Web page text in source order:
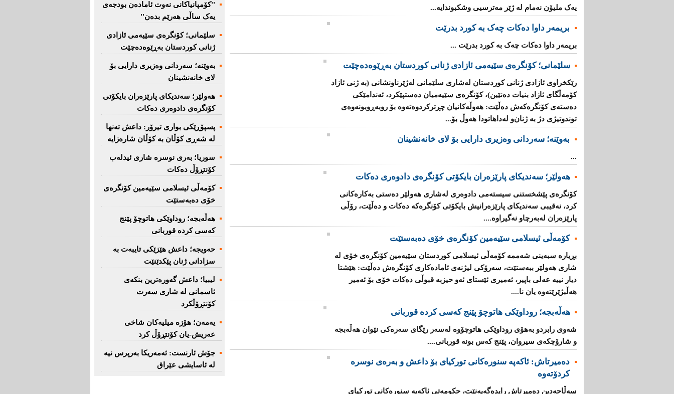
یەک ملیۆن نەمام لە ژێر مەترسیی وشکبوندایە...
بریمه‌ر داوا دەکات چەک بە کورد بدرێت
بریمه‌ر داوا دەکات چەک بە کورد بدرێت ...
سلێمانی؛ كۆنگرەی سێیەمی ئازادی ژنانی كوردستان بەڕێوەدەچێت
رێكخراوی ئازادی ژنانی كوردستان لەشاری سلێمانی لەژێرناونشانی (بە ژنی ئازاد
كۆمەڵگای ئازاد بنیات دەنێین)، كۆنگرەی سێیەمیان دەستپێكرد، ئەندامێكی
دەستەی كۆنگرەكەش دەڵێت: هەوڵەكانیان چڕتركردوەتەوە بۆ روبەڕوبونەوەی
توندوتیژی دژ بە ژنان‌و لەداهاتودا هەوڵ بۆ...
بەوێنە؛ سەردانی وەزیری دارایی بۆ لای خانەنشینان
...
هەولێر؛ سەندیكای پارێزەران بایكۆتی كۆنگرەی دادوەری دەكات
كۆنگرەی پێشخستنی سیستەمی دادوەری لەشاری هەولێر دەستی بەكارەكانی
كرد، نەقیبی سەندیكای پارێزەرانیش بایكۆتی كۆنگرەكە دەكات و دەڵێت، رۆڵی
پارێزەران لەبەرچاو نەگیراوە....
كۆمەڵی ئیسلامی سێیەمین كۆنگرەی خۆی دەبەستێت
بڕیارە سبەینی شەممە كۆمەڵی ئیسلامی كوردستان سێیەمین كۆنگرەی خۆی لە
شاری هەولێر ببەستێت، سەرۆكی لیژنەی ئامادەكاری كۆنگرەش دەڵێت: هێشتا
دیار نییە عەلی باپیر، ئەمیری ئێستای ئەو حیزبە قبوڵی دەكات خۆی بۆ ئەمیر
هەڵبژێرێتەوە یان نا....
هەڵەبجە؛ روداوێکی هاتوچۆ پێنج کەسی کردە قوربانی
شەوی رابردو بەهۆی روداوێکی هاتوچۆوە لەسەر رێگای سەرەکی نێوان هەڵەبجە
و شارۆچکەی سیروان، پێنج کەس بونە قوربانی....
دەمیرتاش: ئاكەپە سنورەكانی توركیای بۆ داعش و بەرەی نوسرە
كردۆتەوە
سەڵاحەدین دەمیرتاش رایدەگەیەنێت، حكومەتی ئاكەپە سنورەكانی توركیای
''کۆمپانیاکانی نەوت ئامادەن بودجەی
یەک ساڵی هەرێم بدەن''
سلێمانی؛ كۆنگرەی سێیەمی ئازادی
ژنانی كوردستان بەڕێوەدەچێت
بەوێنە؛ سەردانی وەزیری دارایی بۆ
لای خانەنشینان
هەولێر؛ سەندیكای پارێزەران بایكۆتی
كۆنگرەی دادوەری دەكات
پسپۆڕێكی بواری تیرۆر: داعش تەنها
لە شەڕی كۆڵان بە كۆڵان شارەزایە
سوریا؛ بەری نوسرە شاری ئیدلەب
كۆنتڕۆڵ دەكات
كۆمەڵی ئیسلامی سێیەمین كۆنگرەی
خۆی دەبەستێت
هەڵەبجە؛ روداوێکی هاتوچۆ پێنج
کەسی کردە قوربانی
حەویجە؛ داعش هێزێكی تایبەت بە
سزادانی ژنان پێكدێنێت
لیبیا؛ داعش گەورەترین بنكەی
ئاسمانی لە شاری سەرت
کۆنتڕۆڵکرد
یەمەن؛ هۆزە میلیەكان شاخی
عەریش-یان كۆنتڕۆڵ كرد
جۆش ئارنست: ئەمەریكا بەرپرس نیە
لە ئاسایشی عێراق